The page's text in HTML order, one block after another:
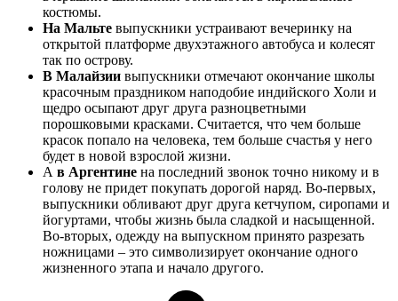
костюмы.
На Мальте выпускники устраивают вечеринку на
открытой платформе двухэтажного автобуса и колесят
так по острову.
В Малайзии выпускники отмечают окончание школы
красочным праздником наподобие индийского Холи и
щедро осыпают друг друга разноцветными
порошковыми красками. Считается, что чем больше
красок попало на человека, тем больше счастья у него
будет в новой взрослой жизни.
А в Аргентине на последний звонок точно никому и в
голову не придет покупать дорогой наряд. Во-первых,
выпускники обливают друг друга кетчупом, сиропами и
йогуртами, чтобы жизнь была сладкой и насыщенной.
Во-вторых, одежду на выпускном принято разрезать
ножницами – это символизирует окончание одного
жизненного этапа и начало другого.